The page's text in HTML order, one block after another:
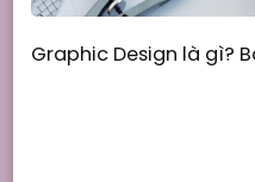
Graphic Design là gì?